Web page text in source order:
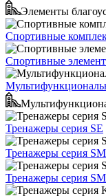
Элементы
Спортивные
Спортивные
Тренажеры серия SE
Тренажеры серия SM
Тренажеры серия